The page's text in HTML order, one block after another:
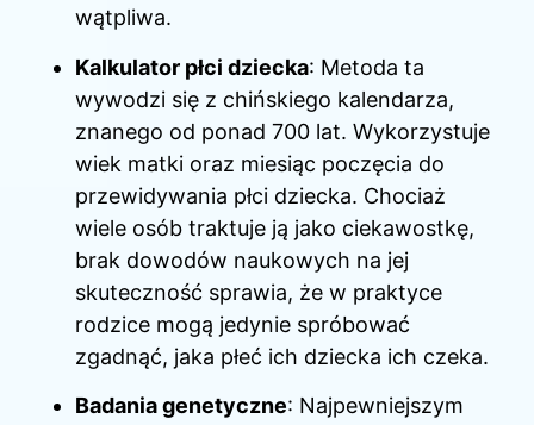
wątpliwa.
Kalkulator płci dziecka: Metoda ta
wywodzi się z chińskiego kalendarza,
znanego od ponad 700 lat. Wykorzystuje
wiek matki oraz miesiąc poczęcia do
przewidywania płci dziecka. Chociaż
wiele osób traktuje ją jako ciekawostkę,
brak dowodów naukowych na jej
skuteczność sprawia, że w praktyce
rodzice mogą jedynie spróbować
zgadnąć, jaka płeć ich dziecka ich czeka.
Badania genetyczne: Najpewniejszym